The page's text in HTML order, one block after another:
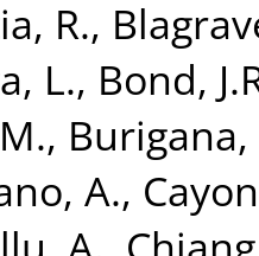
R.,
L., Bond,
, Burigana,
A.,